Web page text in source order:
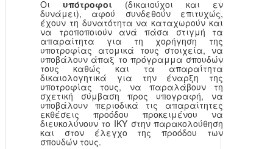
Οι υπότροφοι(δικαιούχοι και εν
δυνάμει), αφού συνδεθούν επιτυχώς,
έχουν τη δυνατότητα να καταχωρούν και
να τροποποιούν ανά πάσα στιγμή τα
απαραίτητα για τη χορήγηση της
υποτροφίας ατομικά τους στοιχεία, να
υποβάλουν άπαξ το πρόγραμμα σπουδών
τους καθώς και τα απαραίτητα
δικαιολογητικά για την έναρξη της
υποτροφίας τους, να παραλάβουν τη
σχετική σύμβαση προς υπογραφή, να
υποβάλουν περιοδικά τις απαραίτητες
εκθέσεις προόδου προκειμένου να
διευκολύνουν το ΙΚΥ στην παρακολούθηση
και στον έλεγχο της προόδου των
σπουδών τους.